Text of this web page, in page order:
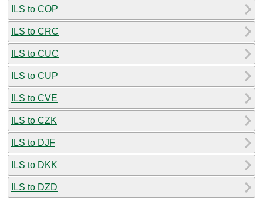
ILS to COP
ILS to CRC
ILS to CUC
ILS to CUP
ILS to CVE
ILS to CZK
ILS to DJF
ILS to DKK
ILS to DZD